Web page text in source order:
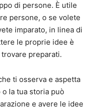
di persone. È utile
persone, o se volete
imparato, in linea di
le proprie idee è
preparati.
ti osserva e aspetta
la tua storia può
e avere le idee